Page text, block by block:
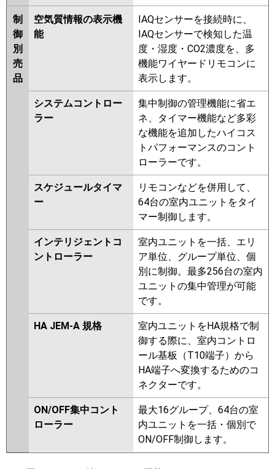
制
御
別
売
品
空気質情報の表示機
能
IAQセンサーを接続時に、
IAQセンサーで検知した温
度・湿度・CO2濃度を、多
機能ワイヤードリモコンに
表示します。
システムコントロー
ラー
集中制御の管理機能に省エ
ネ、タイマー機能など多彩
な機能を追加したハイコス
トパフォーマンスのコント
ローラーです。
スケジュールタイマ
ー
リモコンなどを併用して、
64台の室内ユニットをタイ
マー制御します。
インテリジェントコ
ントローラー
室内ユニットを一括、エリ
ア単位、グループ単位、個
別に制御。最多256台の室内
ユニットの集中管理が可能
です。
HA JEM-A 規格
室内ユニットをHA規格で制
御する際に、室内コントロ
ール基板（T10端子）から
HA端子へ変換するためのコ
ネクターです。
ON/OFF集中コント
ローラー
最大16グループ、64台の室
内ユニットを一括・個別で
ON/OFF制御します。